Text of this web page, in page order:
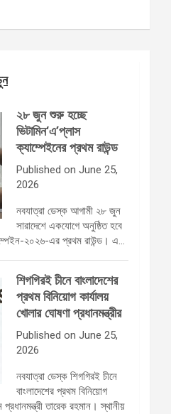
২৮ জুন শুরু হচ্ছে
ভিটামিন‘এ’প্লাস
ক্যাম্পেইনের প্রথম রাউন্ড
Published on June 25,
2026
নবযাত্রা ডেস্ক আগামী ২৮ জুন
সারাদেশে একযোগে অনুষ্ঠিত হবে
২০২৬-এর প্রথম রাউন্ড। এ…
শিগগিরই চীনে বাংলাদেশের
প্রথম বিনিয়োগ কার্যালয়
খোলার ঘোষণা প্রধানমন্ত্রীর
Published on June 25,
2026
নবযাত্রা ডেস্ক শিগগিরই চীনে
বাংলাদেশের প্রথম বিনিয়োগ
প্রধানমন্ত্রী তারেক রহমান। স্থানীয়